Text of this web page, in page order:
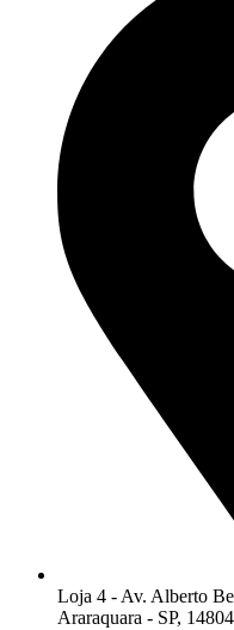
Loja 4 - Av. Alberto
Araraquara - SP,